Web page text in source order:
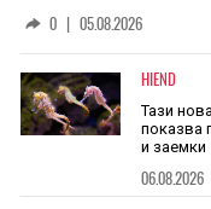
чуждото
0 | 05.08.2026
HIEND
Тази
показва
и заемки
06.08.2026